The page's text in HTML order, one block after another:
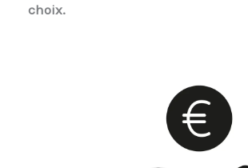
choix.